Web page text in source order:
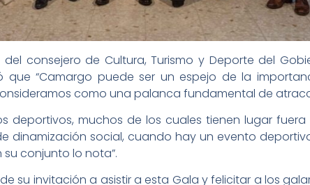
consejero de Cultura, Turismo y Deporte del
que “Camargo puede ser un espejo de la
como una palanca fundamental de
deportivos, muchos de los cuales tienen lugar
dinamización social, cuando hay un evento
conjunto lo nota”.
su invitación a asistir a esta Gala y felicitar a los